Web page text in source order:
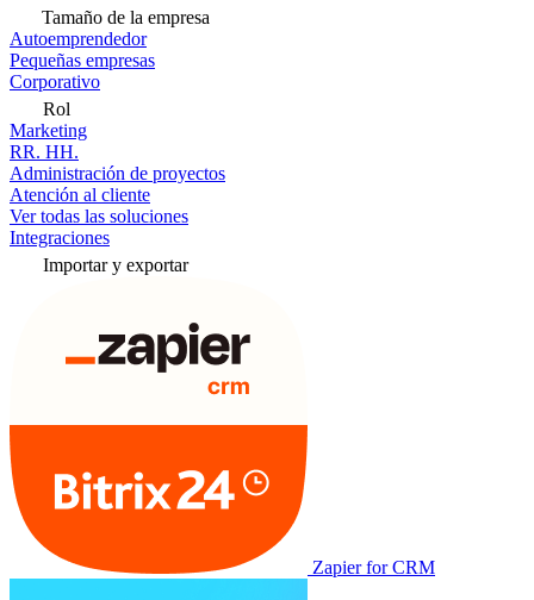
Tamaño de la empresa
Autoemprendedor
Pequeñas empresas
Corporativo
Rol
Marketing
RR. HH.
Administración de proyectos
Atención al cliente
Ver todas las soluciones
Integraciones
Importar y exportar
Zapier for CRM